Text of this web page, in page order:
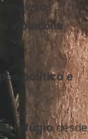
violações
político e
refúgiodesde